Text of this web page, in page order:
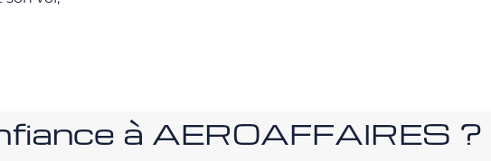
à AEROAFFAIRES ?